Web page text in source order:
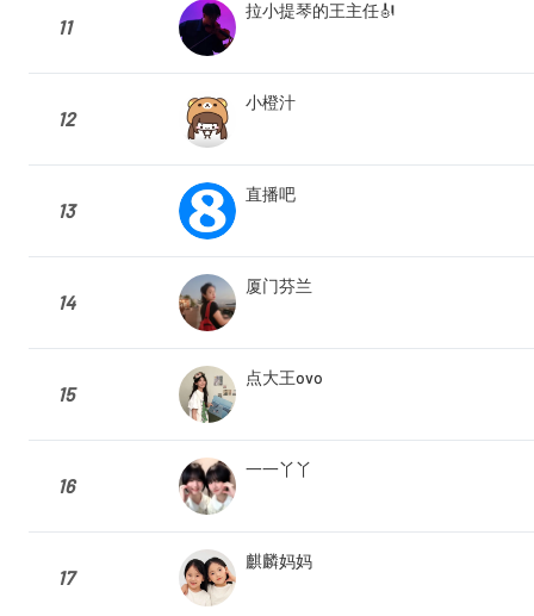
11
拉小提琴的王主任🎻
12
小橙汁
13
直播吧
14
厦门芬兰
15
点大王ovo
16
一一丫丫
17
麒麟妈妈